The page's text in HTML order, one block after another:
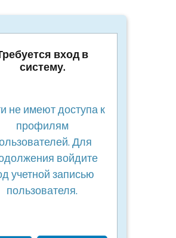
вход в
систему.
не имеют доступа к
профилям
Для
войдите
учетной записью
пользователя.